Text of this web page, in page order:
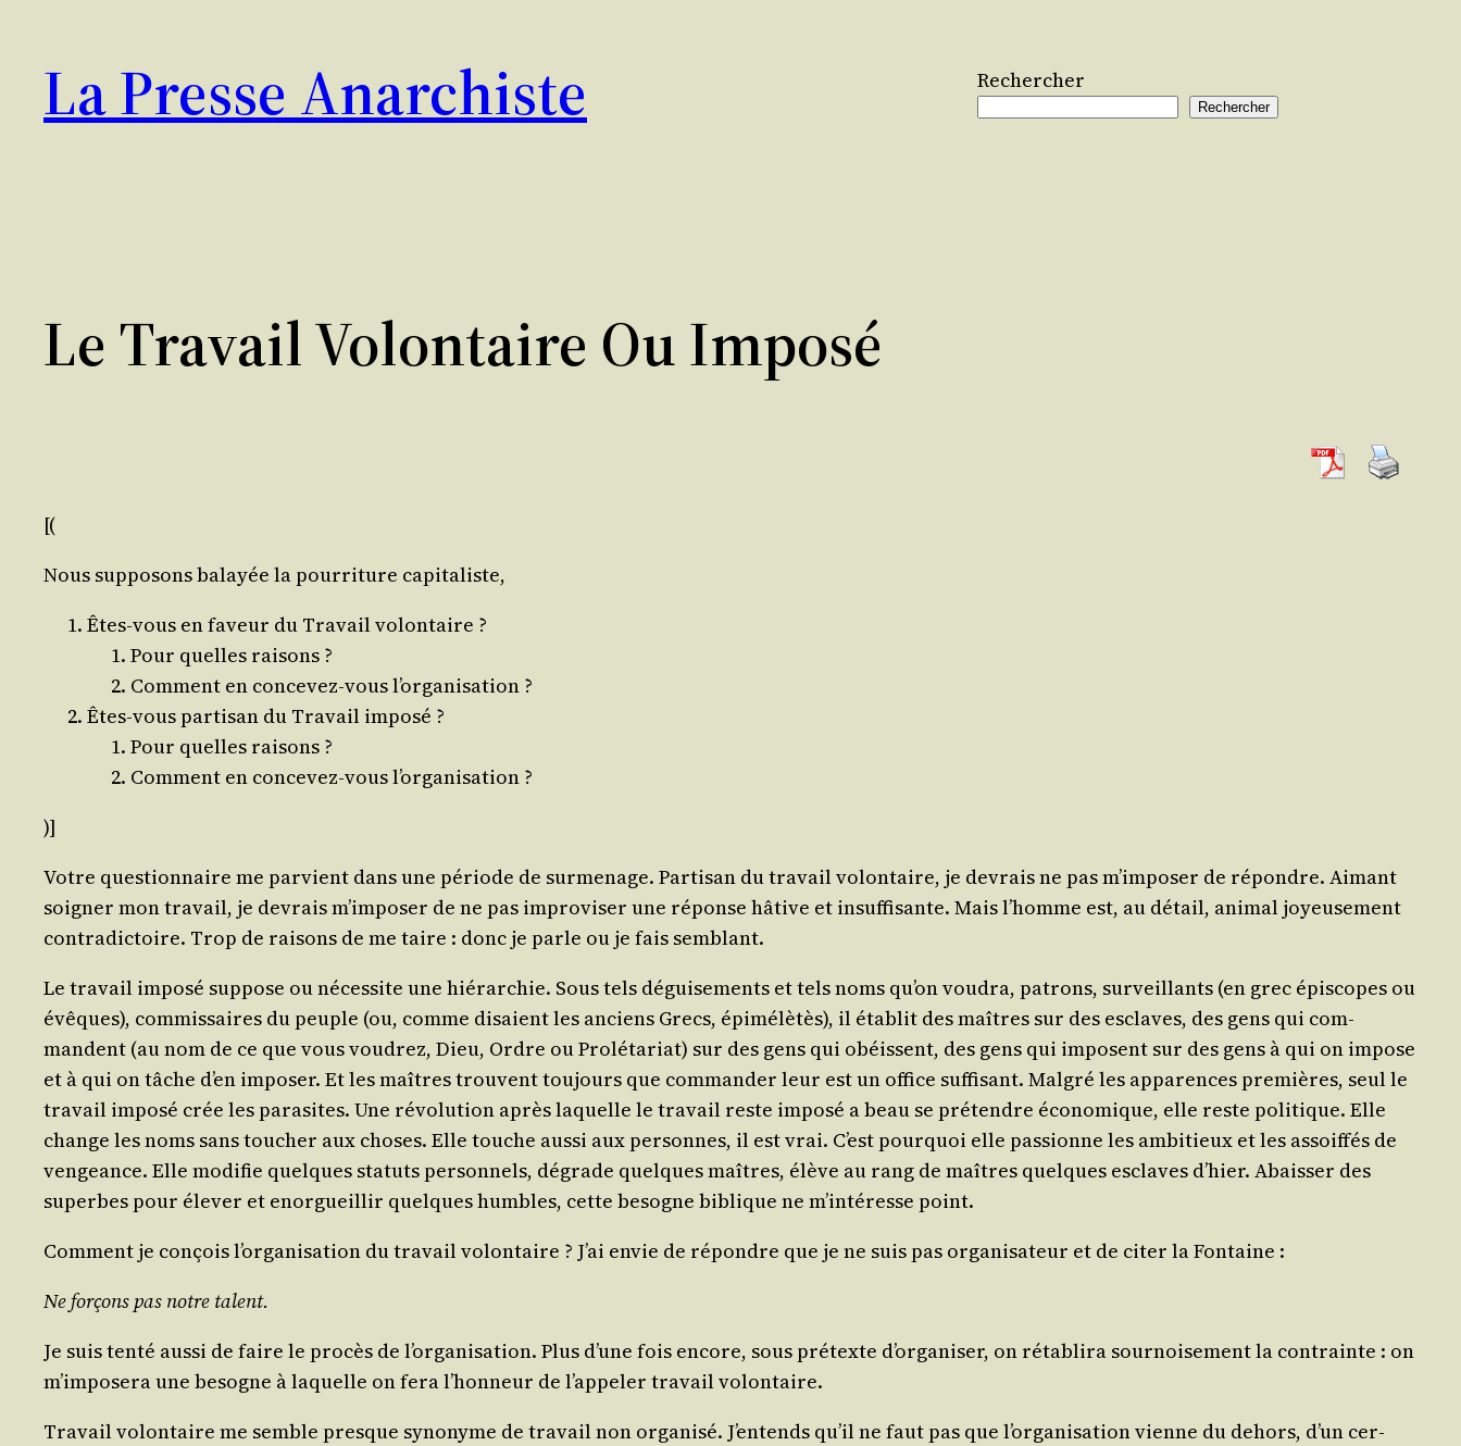
contenu
La Presse Anarchiste Rechercher
Rechercher
Le Travail Volontaire Ou Imposé
[(
Nous sup­po­sons balayée la pour­ri­ture capitaliste,
Êtes-vous en faveur du Tra­vail volontaire ?
Pour quelles raisons ?
Com­ment en conce­vez-vous l’organisation ?
Êtes-vous par­ti­san du Tra­vail imposé ?
Pour quelles raisons ?
Com­ment en conce­vez-vous l’organisation ?
)]
Votre ques­tion­naire me par­vient dans une période de sur­me­nage. Par­ti­san du tra­vail volon­taire, je devrais ne pas m’imposer de répondre. Aimant
soi­gner mon tra­vail, je devrais m’imposer de ne pas impro­vi­ser une réponse hâtive et insuf­fi­sante. Mais l’homme est, au détail, ani­mal joyeu­se­ment
contra­dic­toire. Trop de rai­sons de me taire : donc je parle ou je fais semblant.
Le tra­vail impo­sé sup­pose ou néces­site une hié­rar­chie. Sous tels dégui­se­ments et tels noms qu’on vou­dra, patrons, sur­veillants (en grec épi­scopes ou
évêques), com­mis­saires du peuple (ou, comme disaient les anciens Grecs, épi­mé­lè­tès), il éta­blit des maîtres sur des esclaves, des gens qui com­
mandent (au nom de ce que vous vou­drez, Dieu, Ordre ou Pro­lé­ta­riat) sur des gens qui obéissent, des gens qui imposent sur des gens à qui on impose
et à qui on tâche d’en impo­ser. Et les maîtres trouvent tou­jours que com­man­der leur est un office suf­fi­sant. Mal­gré les appa­rences pre­mières, seul le
tra­vail impo­sé crée les para­sites. Une révo­lu­tion après laquelle le tra­vail reste impo­sé a beau se pré­tendre éco­no­mique, elle reste poli­tique. Elle
change les noms sans tou­cher aux choses. Elle touche aus­si aux per­sonnes, il est vrai. C’est pour­quoi elle pas­sionne les ambi­tieux et les assoif­fés de
ven­geance. Elle modi­fie quelques sta­tuts per­son­nels, dégrade quelques maîtres, élève au rang de maîtres quelques esclaves d’hier. Abais­ser des
superbes pour éle­ver et enor­gueillir quelques humbles, cette besogne biblique ne m’intéresse point.
Com­ment je conçois l’organisation du tra­vail volon­taire ? J’ai envie de répondre que je ne suis pas orga­ni­sa­teur et de citer la Fontaine :
Ne for­çons pas notre talent.
Je suis ten­té aus­si de faire le pro­cès de l’organisation. Plus d’une fois encore, sous pré­texte d’organiser, on réta­bli­ra sour­noi­se­ment la contrainte : on
m’imposera une besogne à laquelle on fera l’honneur de l’appeler tra­vail volontaire.
Tra­vail volon­taire me semble presque syno­nyme de tra­vail non orga­ni­sé. J’entends qu’il ne faut pas que l’organisation vienne du dehors, d’un cer­